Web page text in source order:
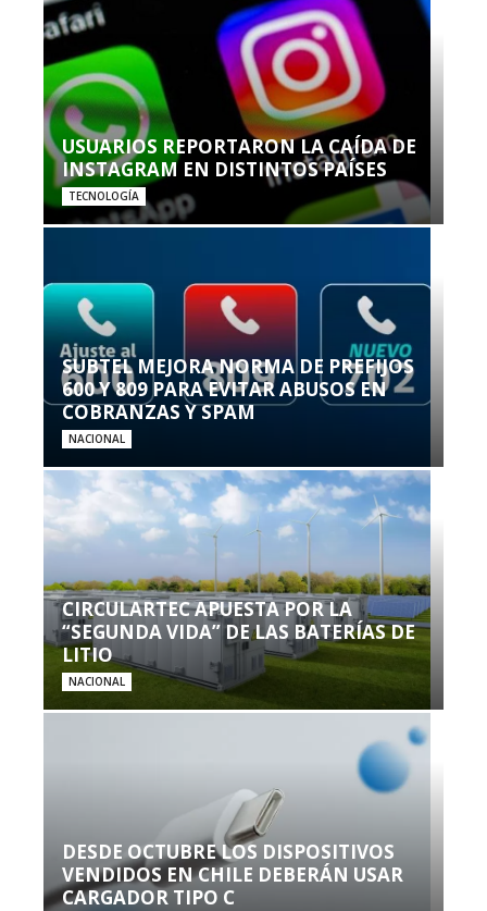
USUARIOS REPORTARON LA CAÍDA DE
INSTAGRAM EN DISTINTOS PAÍSES
TECNOLOGÍA
SUBTEL MEJORA NORMA DE PREFIJOS
600 Y 809 PARA EVITAR ABUSOS EN
COBRANZAS Y SPAM
NACIONAL
CIRCULARTEC APUESTA POR LA
“SEGUNDA VIDA” DE LAS BATERÍAS DE
LITIO
NACIONAL
DESDE OCTUBRE LOS DISPOSITIVOS
VENDIDOS EN CHILE DEBERÁN USAR
CARGADOR TIPO C